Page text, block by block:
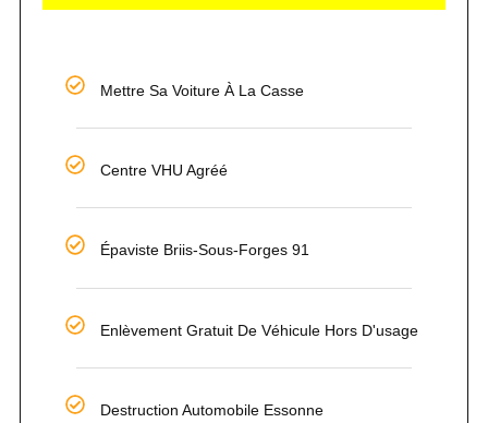
Mettre Sa Voiture À La Casse
Centre VHU Agréé
Épaviste Briis-Sous-Forges 91
Enlèvement Gratuit De Véhicule Hors D'usage
Destruction Automobile Essonne